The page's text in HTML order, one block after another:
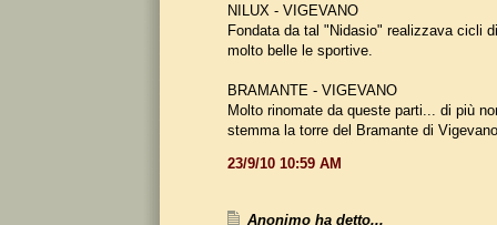
NILUX - VIGEVANO
Fondata da tal "Nidasio" realizzava cicli
molto belle le sportive.
BRAMANTE - VIGEVANO
Molto rinomate da queste parti... di più
stemma la torre del Bramante di
23/9/10 10:59 AM
Anonimo ha detto...